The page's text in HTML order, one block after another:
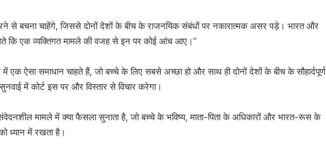
से बचना चाहेंगे, जिससे दोनों देशों के बीच के राजनयिक संबंधों पर नकारात्मक असर पड़े। भारत और
कि एक व्यक्तिगत मामले की वजह से इन पर कोई आंच आए।”
एक ऐसा समाधान चाहते हैं, जो बच्चे के लिए सबसे अच्छा हो और साथ ही दोनों देशों के बीच के सौहार्दपूर्ण
में कोर्ट इस पर और विस्तार से विचार करेगा।
मामले में क्या फैसला सुनाता है, जो बच्चे के भविष्य, माता-पिता के अधिकारों और भारत-रूस के
ध्यान में रखता है।